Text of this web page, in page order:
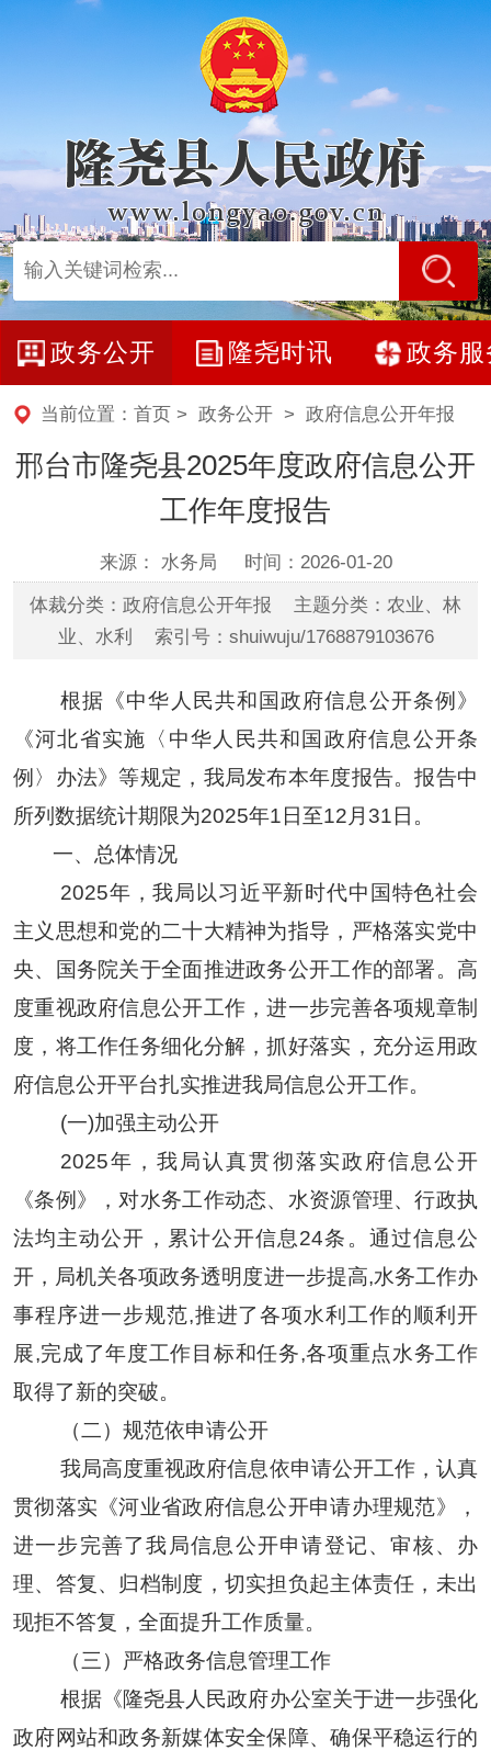
政务公开 隆尧时讯 政务服
当前位置： 首页 > 政务公开> 政府信息公开年报
邢台市隆尧县2025年度政府信息公开
工作年度报告
来源： 水务局 时间：2026-01-20
体裁分类：政府信息公开年报 主题分类：农业、林
业、水利 索引号：shuiwuju/1768879103676
根据《中华人民共和国政府信息公开条例》
《河北省实施〈中华人民共和国政府信息公开条
例〉办法》等规定，我局发布本年度报告。报告中
所列数据统计期限为2025年1日至12月31日。
一、总体情况
2025年 ，我局以习近平新时代中国特色社会
主义思想和党的二十大精神为指导，严格落实党中
央、国务院关于全面推进政务公开工作的部署。高
度重视政府信息公开工作，进一步完善各项规章制
度，将工作任务细化分解，抓好落实，充分运用政
府信息公开平台扎实推进我局信息公开工作。
(一)加强主动公开
2025年 ，我局认真贯彻落实政府信息公开
《条例》，对水务工作动态、水资源管理、行政执
法均主动公开，累计公开信息24条。 通过信息公
开，局机关各项政务透明度进一步提高,水务工作办
事程序进一步规范,推进了各项水利工作的顺利开
展,完成了年度工作目标和任务,各项重点水务工作
取得了新的突破。
（二）规范依申请公开
我局高度重视政府信息依申请公开工作，认真
贯彻落实《河业省政府信息公开申请办理规范》，
进一步完善了我局信息公开申请登记、审核、办
理、答复、归档制度，切实担负起主体责任，未出
现拒不答复，全面提升工作质量。
（三）严格政务信息管理工作
根据《隆尧县人民政府办公室关于进一步强化
政府网站和政务新媒体安全保障、确保平稳运行的